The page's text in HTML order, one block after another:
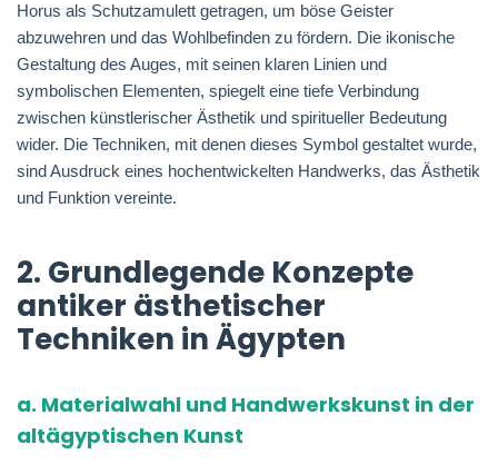
Horus als Schutzamulett getragen, um böse Geister
abzuwehren und das Wohlbefinden zu fördern. Die ikonische
Gestaltung des Auges, mit seinen klaren Linien und
symbolischen Elementen, spiegelt eine tiefe Verbindung
zwischen künstlerischer Ästhetik und spiritueller Bedeutung
wider. Die Techniken, mit denen dieses Symbol gestaltet wurde,
sind Ausdruck eines hochentwickelten Handwerks, das Ästhetik
und Funktion vereinte.
2. Grundlegende Konzepte
antiker ästhetischer
Techniken in Ägypten
a. Materialwahl und Handwerkskunst in der
altägyptischen Kunst